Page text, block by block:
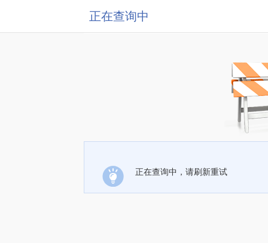
正在查询中
正在查询中，请刷新重试